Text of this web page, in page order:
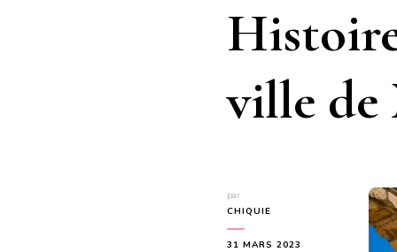
ville de
par
CHIQUIE
31 MARS 2023